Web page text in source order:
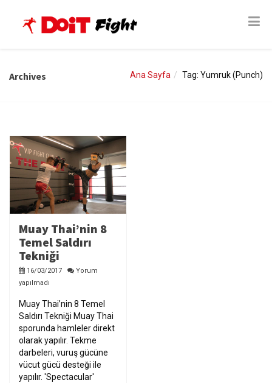
Archives Ana Sayfa Tag: Yumruk (Punch)
Muay Thai’nin 8
Temel Saldırı
Tekniği
16/03/2017
Yorum
yapılmadı
Muay Thai’nin 8 Temel
Saldırı Tekniği Muay Thai
sporunda hamleler direkt
olarak yapılır. Tekme
darbeleri, vuruş gücüne
vücut gücü desteği ile
yapılır. 'Spectacular'